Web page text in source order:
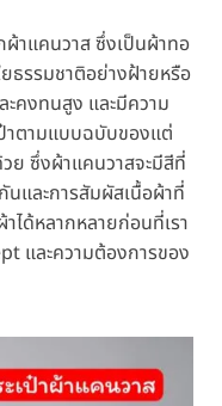
ผ้าแคนวาส ซึ่งเป็นผ้าทอ
ธรรมชาติอย่างฝ้ายหรือ
ะคงทนสูง และมีความ
าตามแบบฉบับของแต่
ย ซึ่งผ้าแคนวาสจะมีสีที่
และการสัมผัสเนื้อผ้าที่
ได้หลากหลายก่อนที่เรา
และความต้องการของ